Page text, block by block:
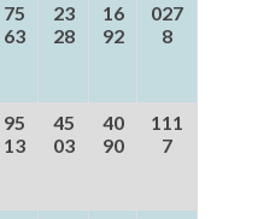
75
63
23
28
16
92
027
8
95
13
45
03
40
90
111
7